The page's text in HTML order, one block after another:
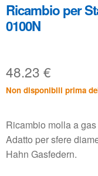
Ricambio per
0100N
48.23 €
Non disponibili prima
Ricambio molla a
Adatto per sfere
Hahn Gasfedern.